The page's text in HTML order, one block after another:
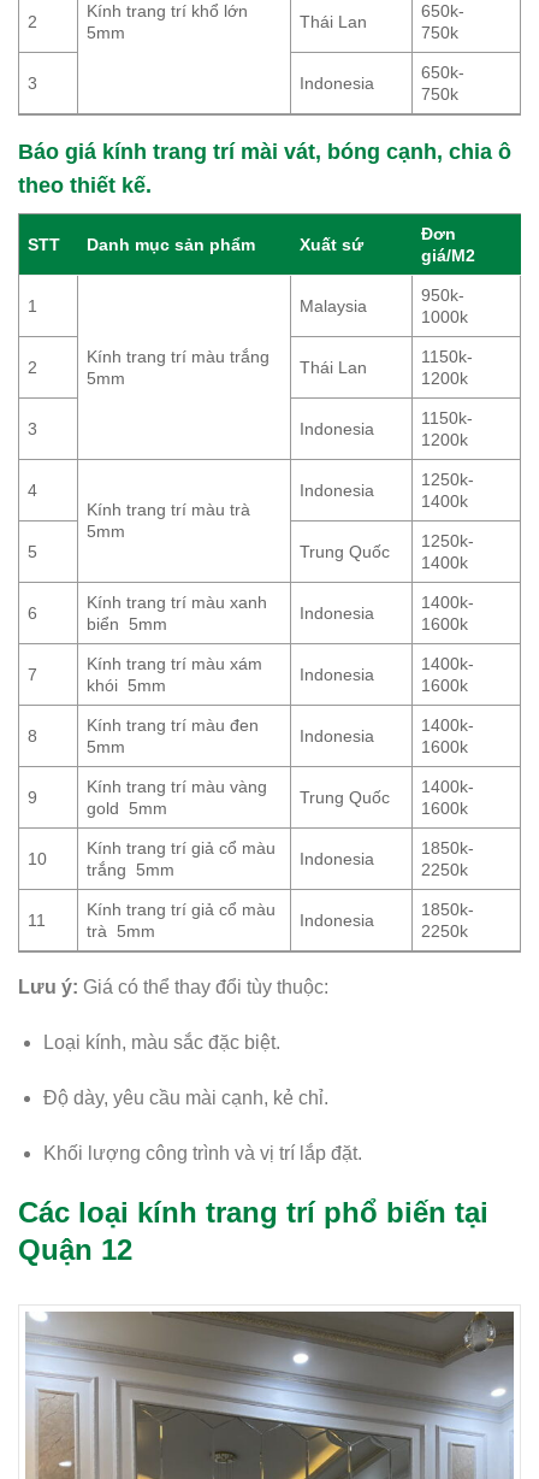
Kính trang trí khổ lớn
5mm
2 Thái Lan
650k-
750k
3 Indonesia
650k-
750k
Báo giá kính trang trí mài vát, bóng cạnh, chia ô
theo thiết kế.
STT Danh mục sản phẩm Xuất sứ
Đơn
giá/M2
1
Kính trang trí màu trắng
5mm
Malaysia
950k-
1000k
2 Thái Lan
1150k-
1200k
3 Indonesia
1150k-
1200k
4
Kính trang trí màu trà
5mm
Indonesia
1250k-
1400k
5 Trung Quốc
1250k-
1400k
6
Kính trang trí màu xanh
biển 5mm
Indonesia
1400k-
1600k
7
Kính trang trí màu xám
khói 5mm
Indonesia
1400k-
1600k
8
Kính trang trí màu đen
5mm
Indonesia
1400k-
1600k
9
Kính trang trí màu vàng
gold 5mm
Trung Quốc
1400k-
1600k
10
Kính trang trí giả cổ màu
trắng 5mm
Indonesia
1850k-
2250k
11
Kính trang trí giả cổ màu
trà 5mm
Indonesia
1850k-
2250k
Lưu ý: Giá có thể thay đổi tùy thuộc:
Loại kính, màu sắc đặc biệt.
Độ dày, yêu cầu mài cạnh, kẻ chỉ.
Khối lượng công trình và vị trí lắp đặt.
Các loại kính trang trí phổ biến tại
Quận 12